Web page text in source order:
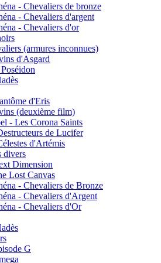
- Chevaliers de bronze
- Chevaliers d'argent
- Chevaliers d'or
(armures inconnues)
d'Asgard
d'Eris
(deuxième film)
- Les Corona Saints
de Lucifer
d'Artémis
divers
Dimension
Lost Canvas
- Chevaliers de Bronze
- Chevaliers d'Argent
- Chevaliers d'Or
G